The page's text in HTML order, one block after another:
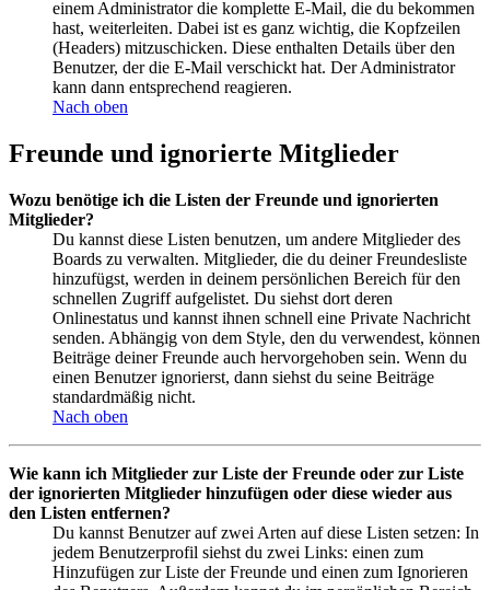
einem Administrator die komplette E-Mail, die du bekommen
hast, weiterleiten. Dabei ist es ganz wichtig, die Kopfzeilen
(Headers) mitzuschicken. Diese enthalten Details über den
Benutzer, der die E-Mail verschickt hat. Der Administrator
kann dann entsprechend reagieren.
Nach oben
Freunde und ignorierte Mitglieder
Wozu benötige ich die Listen der Freunde und ignorierten
Mitglieder?
Du kannst diese Listen benutzen, um andere Mitglieder des
Boards zu verwalten. Mitglieder, die du deiner Freundesliste
hinzufügst, werden in deinem persönlichen Bereich für den
schnellen Zugriff aufgelistet. Du siehst dort deren
Onlinestatus und kannst ihnen schnell eine Private Nachricht
senden. Abhängig von dem Style, den du verwendest, können
Beiträge deiner Freunde auch hervorgehoben sein. Wenn du
einen Benutzer ignorierst, dann siehst du seine Beiträge
standardmäßig nicht.
Nach oben
Wie kann ich Mitglieder zur Liste der Freunde oder zur Liste
der ignorierten Mitglieder hinzufügen oder diese wieder aus
den Listen entfernen?
Du kannst Benutzer auf zwei Arten auf diese Listen setzen: In
jedem Benutzerprofil siehst du zwei Links: einen zum
Hinzufügen zur Liste der Freunde und einen zum Ignorieren